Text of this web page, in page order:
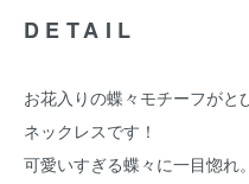
DETAIL
お花入りの蝶々モチーフがと
ネックレスです！
可愛いすぎる蝶々に一目惚れ